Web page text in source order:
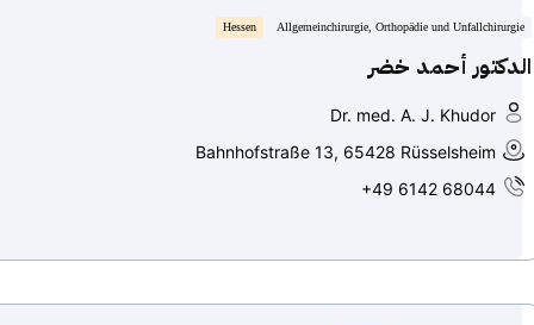
Allgemeinchirurgie, Orthopädie und Unfallchirurgie
Hessen
الدكتور أحمد خضر
Dr. med. A. J. Khudor
Bahnhofstraße 13, 65428 Rüsselsheim
+49 6142 68044